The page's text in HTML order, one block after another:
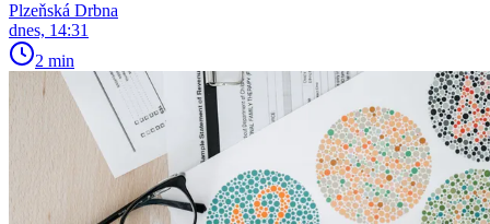
Plzeňská Drbna
dnes, 14:31
2 min